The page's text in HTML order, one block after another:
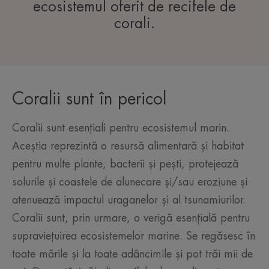
ecosistemul oferit de recifele de
corali.
Coralii sunt în pericol
Coralii sunt esențiali pentru ecosistemul marin.
Aceștia reprezintă o resursă alimentară și habitat
pentru multe plante, bacterii și pești, protejează
solurile și coastele de alunecare și/sau eroziune și
atenuează impactul uraganelor și al tsunamiurilor.
Coralii sunt, prin urmare, o verigă esențială pentru
supraviețuirea ecosistemelor marine. Se regăsesc în
toate mările și la toate adâncimile și pot trăi mii de